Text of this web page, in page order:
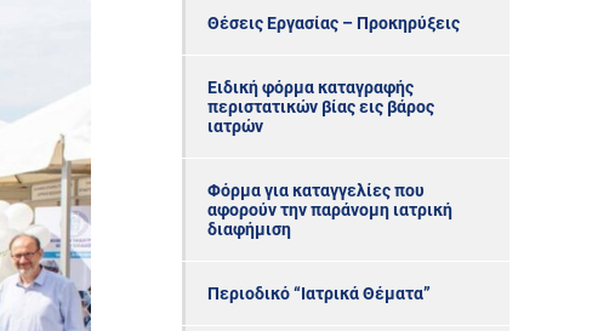
Θέσεις Εργασίας – Προκηρύξεις
Ειδική φόρμα καταγραφής
περιστατικών βίας εις βάρος
ιατρών
Φόρμα για καταγγελίες που
αφορούν την παράνομη ιατρική
διαφήμιση
Περιοδικό “Ιατρικά Θέματα”